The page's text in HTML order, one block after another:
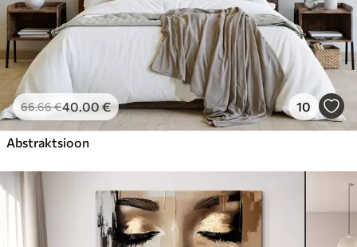
66.66€40.00€ 10
Abstraktsioon